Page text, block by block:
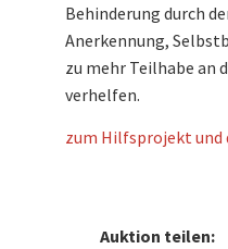
Behinderung durch
Anerkennung,
zu mehr Teilhabe an
verhelfen.
zum Hilfsprojekt und
Auktion teilen: